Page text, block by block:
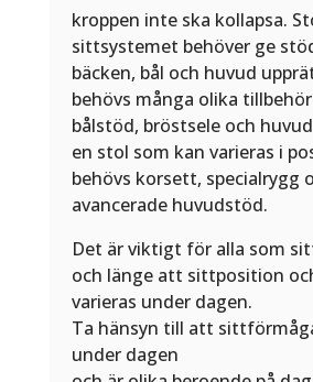
kroppen inte ska kollapsa.
sittsystemet behöver ge
bäcken, bål och huvud
behövs många olika
bålstöd, bröstsele och
en stol som kan varieras i
behövs korsett, specialrygg
avancerade huvudstöd.
Det är viktigt för alla som
och länge att sittposition
varieras under dagen.
Ta hänsyn till att
under dagen